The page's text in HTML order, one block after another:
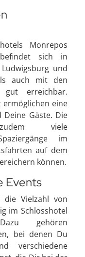
Monrepos
sich in
und
auch mit den
gut erreichbar.
ermöglichen eine
Gäste. Die
viele
im
auf dem
können.
Events
die Vielzahl von
im Schlosshotel
gehören
bei denen Du
verschiedene